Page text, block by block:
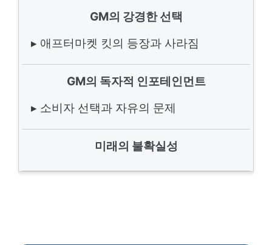
GM의 강경한 선택
▸ 애프터마켓 킷의 등장과 사라짐
GM의 독자적 인포테인먼트
▸ 소비자 선택과 자유의 문제
미래의 불확실성